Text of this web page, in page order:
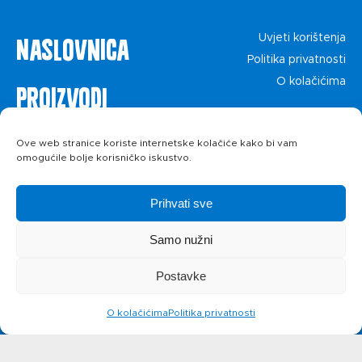
Ove web stranice koriste internetske kolačiće kako bi vam
omogućile bolje korisničko iskustvo.
Prihvati sve
Samo nužni
Postavke
O kolačićimaPolitika privatnosti
Naslovnica
Proizvodi
Recepti
Priča o ABC
Uvjeti korištenja
Politika privatnosti
O kolačićima